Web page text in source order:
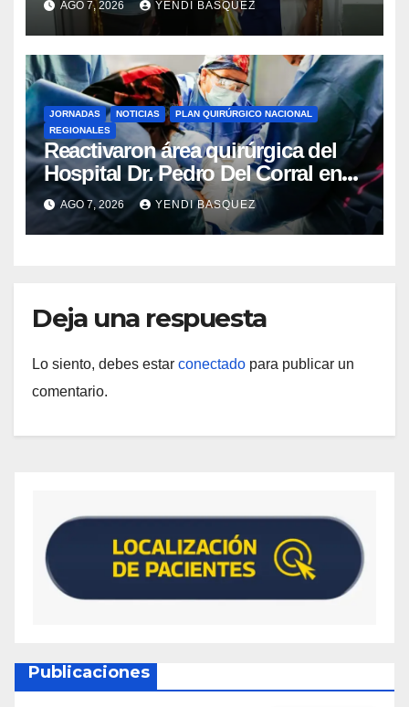
Rincón
AGO 7, 2026 YENDI BASQUEZ
JORNADAS NOTICIAS
PLAN QUIRÚRGICO NACIONAL
REGIONALES
Reactivaron área quirúrgica del
Hospital Dr. Pedro Del Corral en
Guárico
AGO 7, 2026 YENDI BASQUEZ
Deja una respuesta
Lo siento, debes estar conectado para publicar un
comentario.
Publicaciones